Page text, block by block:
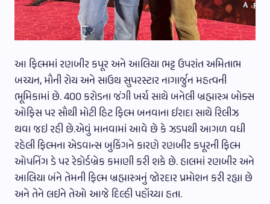
આ ફિલ્મમાં રણબીર કપૂર અને આલિયા ભટ્ટ ઉપરાંત અમિતાભ
બચ્ચન, મૌની રોય અને સાઉથ સુપરસ્ટાર નાગાર્જુન મહત્વની
ભૂમિકામાં છે. 400 કરોડના જંગી ખર્ચ સાથે બનેલી બ્રહ્માસ્ત્ર બોક્સ
ઓફિસ પર સૌથી મોટી હિટ ફિલ્મ બનવાના ઈરાદા સાથે રિલીઝ
થવા જઇ રહી છે.એવું માનવામાં આવે છે કે ઝડપથી આગળ વધી
રહેલી ફિલ્મના એડવાન્સ બુકિંગને કારણે રણબીર કપૂરની ફિલ્મ
ઓપનિંગ ડે પર રેકોર્ડબ્રેક કમાણી કરી શકે છે. હાલમાં રણબીર અને
આલિયા બંને તેમની ફિલ્મ બ્રહ્માસ્ત્રનું જોરદાર પ્રમોશન કરી રહ્યા છે
અને તેને લઇને તેઓ આજે દિલ્હી પહોંચ્યા હતા.